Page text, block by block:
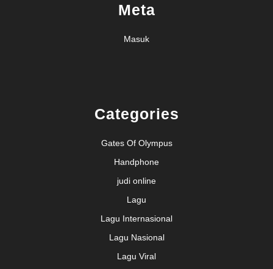
Meta
Masuk
Categories
Gates Of Olympus
Handphone
judi online
Lagu
Lagu Internasional
Lagu Nasional
Lagu Viral